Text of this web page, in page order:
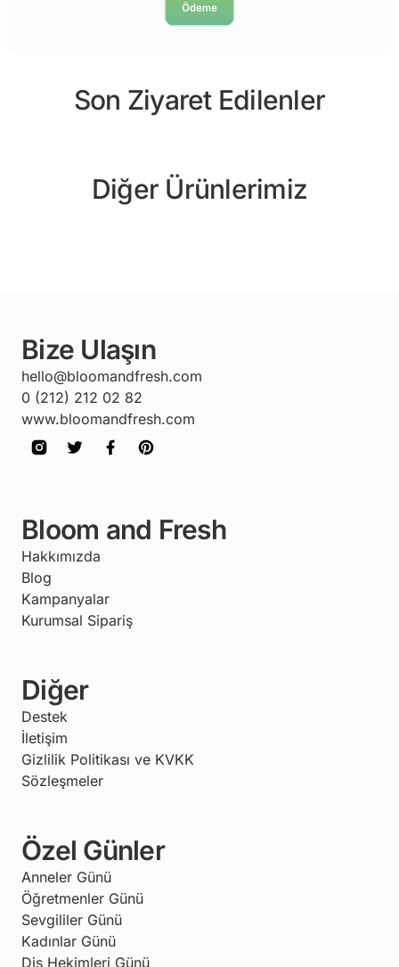
Son Ziyaret Edilenler
Diğer Ürünlerimiz
Bize Ulaşın
hello@bloomandfresh.com
0 (212) 212 02 82
www.bloomandfresh.com
Bloom and Fresh
Hakkımızda
Blog
Kampanyalar
Kurumsal Sipariş
Diğer
Destek
İletişim
Gizlilik Politikası ve KVKK
Sözleşmeler
Özel Günler
Anneler Günü
Öğretmenler Günü
Sevgililer Günü
Kadınlar Günü
Diş Hekimleri Günü